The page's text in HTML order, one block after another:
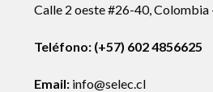
Calle 2 oeste #26-40, Colombia
Teléfono: (+57) 602 4856625
Email: info@selec.cl